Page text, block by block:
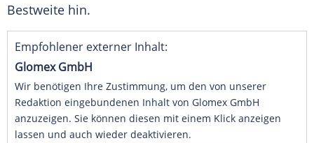
Bestweite hin.
Empfohlener externer Inhalt:
Glomex GmbH
Wir benötigen Ihre Zustimmung, um den von unserer
Redaktion eingebundenen Inhalt von Glomex GmbH
anzuzeigen. Sie können diesen mit einem Klick anzeigen
lassen und auch wieder deaktivieren.